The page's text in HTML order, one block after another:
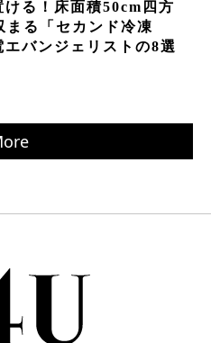
ける！床面積50cm四方
まる「セカンド冷凍
エバンジェリストの8選